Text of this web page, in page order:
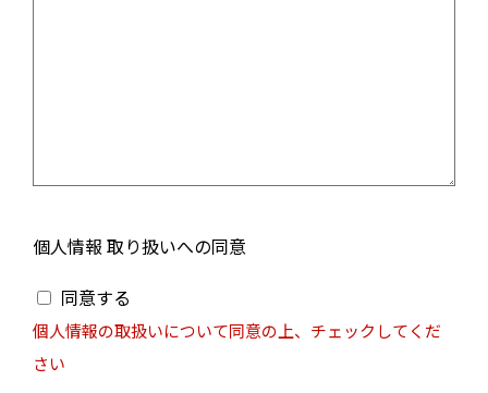
個人情報 取り扱いへの同意
同意する
個人情報の取扱いについて同意の上、チェックしてくだ
さい